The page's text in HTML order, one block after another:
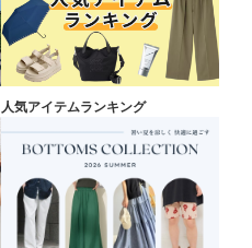
人気アイテムランキング